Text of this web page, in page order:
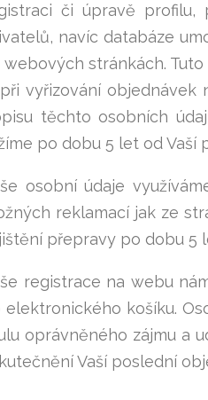
či úpravě profilu,
navíc databáze
webových stránkách.
vyřizování objednávek
těchto osobních
po dobu 5 let od Vaší
osobní údaje
reklamací jak ze
přepravy po dobu 5
registrace na webu
elektronického košíku.
oprávněného zájmu a
Vaší poslední